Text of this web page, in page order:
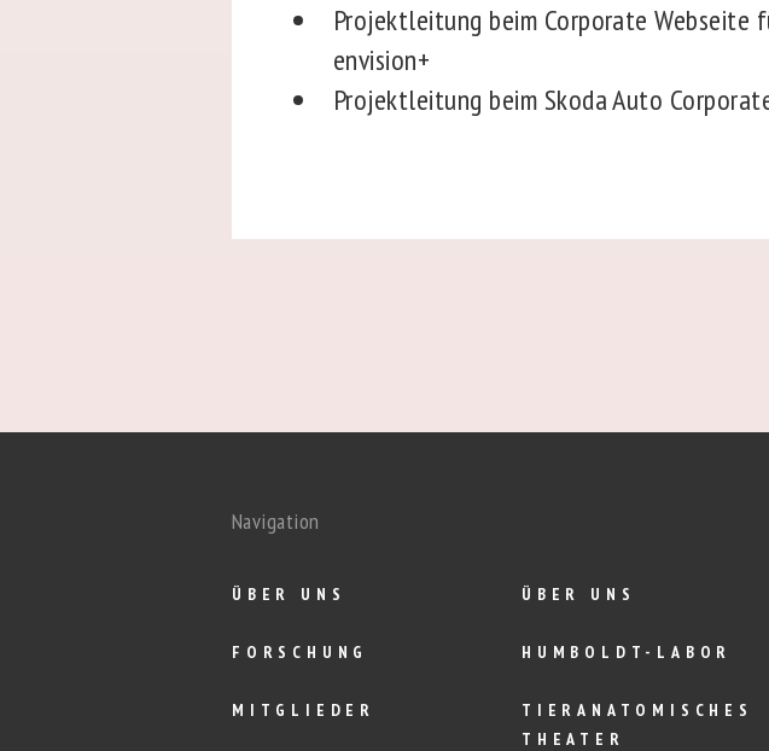
Projektleitung beim Corporate
envision+
Projektleitung beim Skoda Auto
Navigation
ÜBER UNS
FORSCHUNG
MITGLIEDER
ÜBER UNS
HUMBOLDT-LABOR
TIERANATOMISCHES
THEATER